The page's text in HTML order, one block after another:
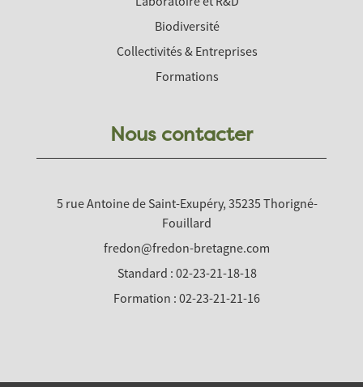
Biodiversité
Collectivités & Entreprises
Formations
Nous contacter
5 rue Antoine de Saint-Exupéry, 35235 Thorigné-
Fouillard
fredon@fredon-bretagne.com
Standard : 02-23-21-18-18
Formation : 02-23-21-21-16